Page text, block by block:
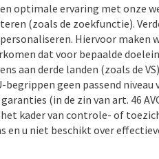
optimale ervaring met onze
(zoals de zoekfunctie).
Hiervoor maken
dat voor bepaalde
aan derde landen (zoals de
begrippen geen passend
(in de zin van art. 46
kader van controle- of
en u niet beschikt over